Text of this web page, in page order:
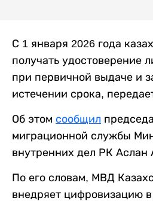
С 1 января 2026 года
получать удостоверение
при первичной выдаче и
истечении срока,
Об этом сообщил
миграционной службы
внутренних дел РК Аслан
По его словам, МВД
внедряет цифровизацию